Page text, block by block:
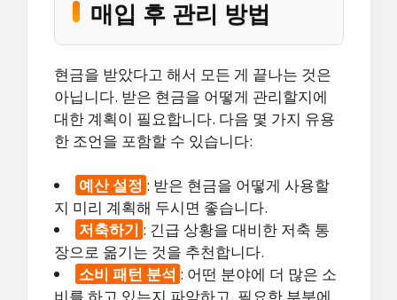
매입 후 관리 방법
현금을 받았다고 해서 모든 게 끝나는 것은
아닙니다. 받은 현금을 어떻게 관리할지에
대한 계획이 필요합니다. 다음 몇 가지 유용
한 조언을 포함할 수 있습니다:
예산 설정 : 받은 현금을 어떻게 사용할
지 미리 계획해 두시면 좋습니다.
저축하기 : 긴급 상황을 대비한 저축 통
장으로 옮기는 것을 추천합니다.
소비 패턴 분석 : 어떤 분야에 더 많은 소